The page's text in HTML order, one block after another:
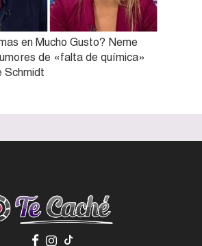
en Mucho Gusto? Neme
de «falta de química»
Schmidt